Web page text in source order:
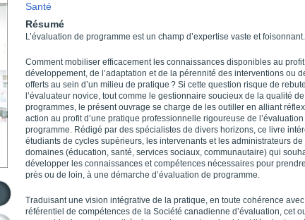
Santé
Résumé
L’évaluation de programme est un champ d’expertise vaste et foisonnant.
Comment mobiliser efficacement les connaissances disponibles au
développement, de l’adaptation et de la pérennité des interventions ou
offerts au sein d’un milieu de pratique ? Si cette question risque de
l’évaluateur novice, tout comme le gestionnaire soucieux de la qualité
programmes, le présent ouvrage se charge de les outiller en alliant
action au profit d’une pratique professionnelle rigoureuse de l’évaluation
programme. Rédigé par des spécialistes de divers horizons, ce livre
étudiants de cycles supérieurs, les intervenants et les administrateurs de
domaines (éducation, santé, services sociaux, communautaire) qui
développer les connaissances et compétences nécessaires pour
près ou de loin, à une démarche d’évaluation de programme.
Traduisant une vision intégrative de la pratique, en toute cohérence
référentiel de compétences de la Société canadienne d’évaluation, cet